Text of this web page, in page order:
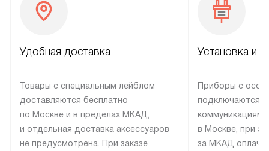
Удобная доставка
Товары с специальным лейблом
доставляются бесплатно
по Москве и в пределах МКАД,
и отдельная доставка аксессуаров
не предусмотрена. При заказе
Установка и
Приборы с
подключаются к
коммуникациям
в Москве, при
за МКАД